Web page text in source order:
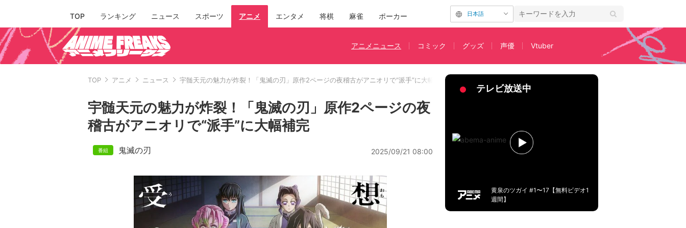
TOP ランキング ニュース スポーツ アニメ エンタメ 将棋 麻雀 ポーカー 日本語
アニメニュース コミック グッズ 声優 Vtuber
TOP アニメ ニュース 宇髄天元の魅力が炸裂！「鬼滅の刃」原作2ページの夜稽古がアニオリで“派手”に大幅補完
宇髄天元の魅力が炸裂！「鬼滅の刃」原作2ページの夜
稽古がアニオリで“派手”に大幅補完
鬼滅の刃 2025/09/21 08:00
テレビ放送中
黄泉のツガイ #1〜17【無料ビデオ1
週間】